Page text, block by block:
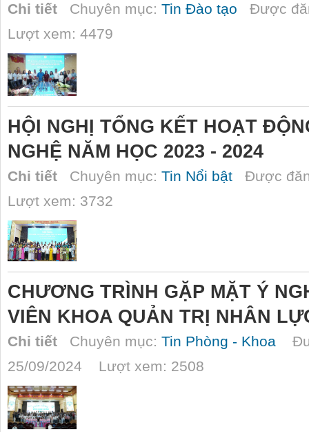
Chi tiết Chuyên mục: Tin Đào tạo Được
Lượt xem: 4479
HỘI NGHỊ TỔNG KẾT HOẠT
NGHỆ NĂM HỌC 2023 - 2024
Chi tiết Chuyên mục: Tin Nổi bật Được
Lượt xem: 3732
CHƯƠNG TRÌNH GẶP MẶT Ý
VIÊN KHOA QUẢN TRỊ NHÂN
Chi tiết Chuyên mục: Tin Phòng - Khoa
25/09/2024 Lượt xem: 2508